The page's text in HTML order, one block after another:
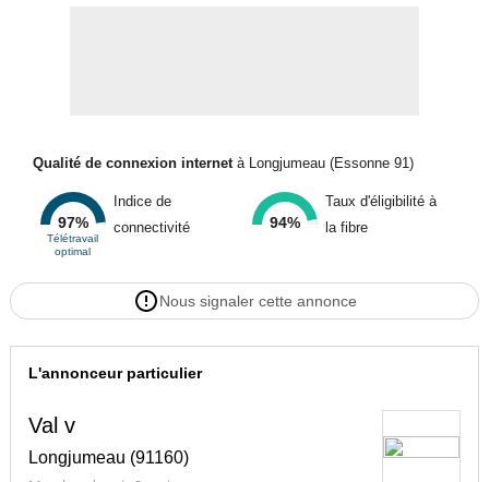
Qualité de connexion internetà Longjumeau (Essonne 91)
97%
Télétravail
optimal
Indice de
connectivité
94%
Taux d'éligibilité à
la fibre
Nous signaler cette annonce
L'annonceur particulier
Val v
Longjumeau (91160)